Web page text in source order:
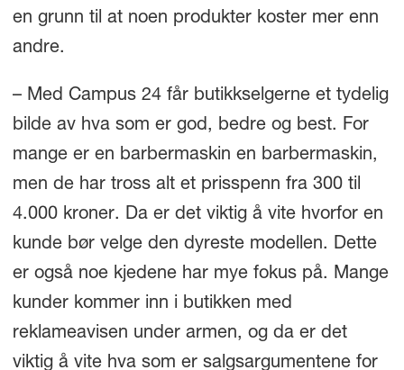
en grunn til at noen produkter koster mer enn
andre.
– Med Campus 24 får butikkselgerne et tydelig
bilde av hva som er god, bedre og best. For
mange er en barbermaskin en barbermaskin,
men de har tross alt et prisspenn fra 300 til
4.000 kroner. Da er det viktig å vite hvorfor en
kunde bør velge den dyreste modellen. Dette
er også noe kjedene har mye fokus på. Mange
kunder kommer inn i butikken med
reklameavisen under armen, og da er det
viktig å vite hva som er salgsargumentene for